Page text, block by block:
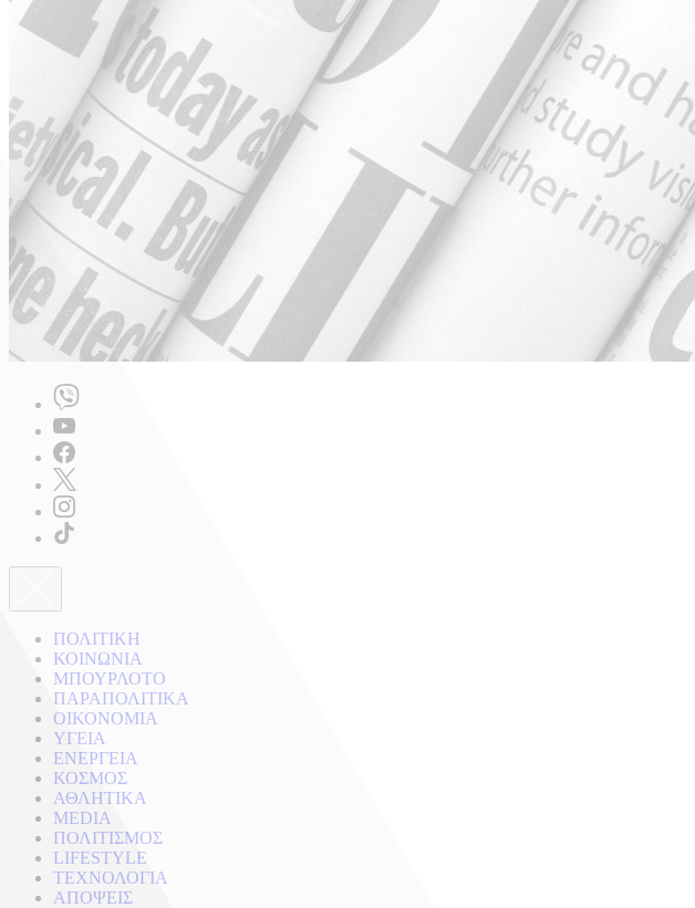
ΠΟΛΙΤΙΚΗ
ΚΟΙΝΩΝΙΑ
ΜΠΟΥΡΛΟΤΟ
ΠΑΡΑΠΟΛΙΤΙΚΑ
ΟΙΚΟΝΟΜΙΑ
ΥΓΕΙΑ
ΕΝΕΡΓΕΙΑ
ΚΟΣΜΟΣ
ΑΘΛΗΤΙΚΑ
MEDIA
ΠΟΛΙΤΙΣΜΟΣ
LIFESTYLE
ΤΕΧΝΟΛΟΓΙΑ
ΑΠΟΨΕΙΣ